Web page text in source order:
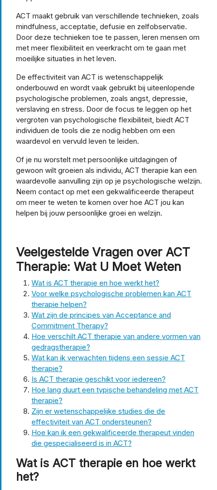
ACT maakt gebruik van verschillende technieken, zoals
mindfulness, acceptatie, defusie en zelfobservatie.
Door deze technieken toe te passen, leren mensen om
met meer flexibiliteit en veerkracht om te gaan met
moeilijke situaties in het leven.
De effectiviteit van ACT is wetenschappelijk
onderbouwd en wordt vaak gebruikt bij uiteenlopende
psychologische problemen, zoals angst, depressie,
verslaving en stress. Door de focus te leggen op het
vergroten van psychologische flexibiliteit, biedt ACT
individuen de tools die ze nodig hebben om een
waardevol en vervuld leven te leiden.
Of je nu worstelt met persoonlijke uitdagingen of
gewoon wilt groeien als individu, ACT therapie kan een
waardevolle aanvulling zijn op je psychologische welzijn.
Neem contact op met een gekwalificeerde therapeut
om meer te weten te komen over hoe ACT jou kan
helpen bij jouw persoonlijke groei en welzijn.
Veelgestelde Vragen over ACT
Therapie: Wat U Moet Weten
Wat is ACT therapie en hoe werkt het?
Voor welke psychologische problemen kan ACT
therapie helpen?
Wat zijn de principes van Acceptance and
Commitment Therapy?
Hoe verschilt ACT therapie van andere vormen van
gedragstherapie?
Wat kan ik verwachten tijdens een sessie ACT
therapie?
Is ACT therapie geschikt voor iedereen?
Hoe lang duurt een typische behandeling met ACT
therapie?
Zijn er wetenschappelijke studies die de
effectiviteit van ACT ondersteunen?
Hoe kan ik een gekwalificeerde therapeut vinden
die gespecialiseerd is in ACT?
Wat is ACT therapie en hoe werkt
het?